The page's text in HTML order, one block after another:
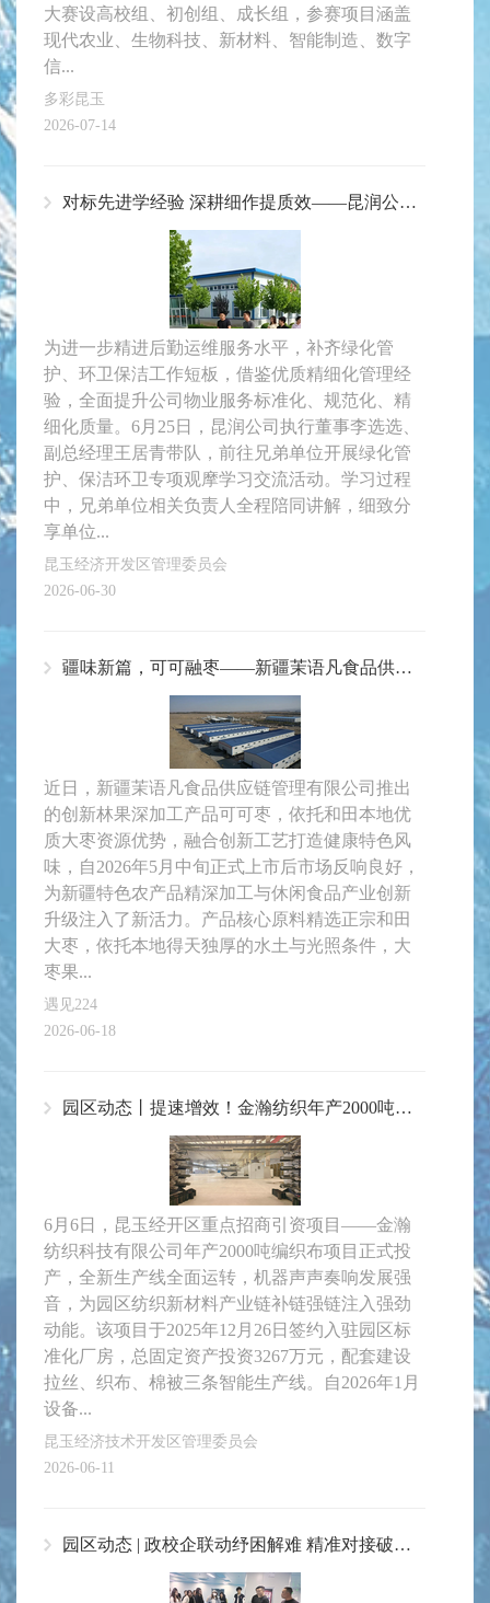
大赛设高校组、初创组、成长组，参赛项目涵盖
现代农业、生物科技、新材料、智能制造、数字
信...
多彩昆玉
2026-07-14
对标先进学经验 深耕细作提质效——昆润公司赴兄弟单位观摩学习绿化管护及环卫保洁工作
为进一步精进后勤运维服务水平，补齐绿化管
护、环卫保洁工作短板，借鉴优质精细化管理经
验，全面提升公司物业服务标准化、规范化、精
细化质量。6月25日，昆润公司执行董事李选选、
副总经理王居青带队，前往兄弟单位开展绿化管
护、保洁环卫专项观摩学习交流活动。学习过程
中，兄弟单位相关负责人全程陪同讲解，细致分
享单位...
昆玉经济开发区管理委员会
2026-06-30
疆味新篇，可可融枣——新疆茉语凡食品供应链可可枣新品领跑健康零食新赛道
近日，新疆茉语凡食品供应链管理有限公司推出
的创新林果深加工产品可可枣，依托和田本地优
质大枣资源优势，融合创新工艺打造健康特色风
味，自2026年5月中旬正式上市后市场反响良好，
为新疆特色农产品精深加工与休闲食品产业创新
升级注入了新活力。产品核心原料精选正宗和田
大枣，依托本地得天独厚的水土与光照条件，大
枣果...
遇见224
2026-06-18
园区动态丨提速增效！金瀚纺织年产2000吨编织布项目正式投产
6月6日，昆玉经开区重点招商引资项目——金瀚
纺织科技有限公司年产2000吨编织布项目正式投
产，全新生产线全面运转，机器声声奏响发展强
音，为园区纺织新材料产业链补链强链注入强劲
动能。该项目于2025年12月26日签约入驻园区标
准化厂房，总固定资产投资3267万元，配套建设
拉丝、织布、棉被三条智能生产线。自2026年1月
设备...
昆玉经济技术开发区管理委员会
2026-06-11
园区动态 | 政校企联动纾困解难 精准对接破解企业用工难题